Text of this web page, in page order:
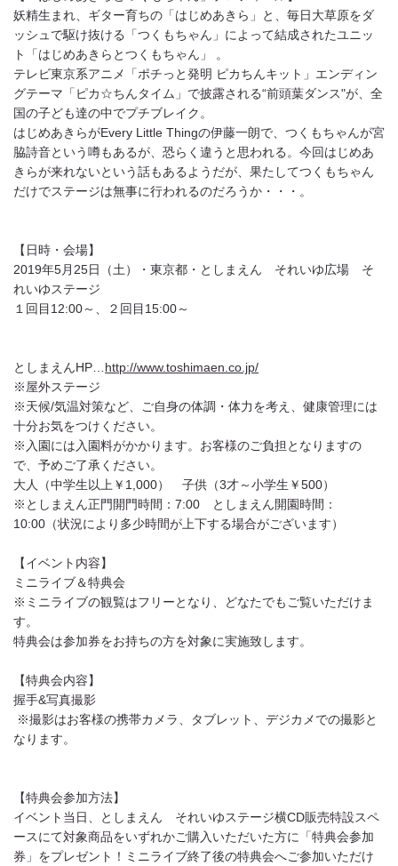
妖精生まれ、ギター育ちの「はじめあきら」と、毎日大草原をダ
ッシュで駆け抜ける「つくもちゃん」によって結成されたユニッ
ト「はじめあきらとつくもちゃん」 。
テレビ東京系アニメ「ポチっと発明 ピカちんキット」エンディン
グテーマ「ピカ☆ちんタイム」で披露される“前頭葉ダンス"が、全
国の子ども達の中でプチブレイク。
はじめあきらがEvery Little Thingの伊藤一朗で、つくもちゃんが宮
脇詩音という噂もあるが、恐らく違うと思われる。今回はじめあ
きらが来れないという話もあるようだが、果たしてつくもちゃん
だけでステージは無事に行われるのだろうか・・・。
【日時・会場】
2019年5月25日（土）・東京都・としまえん それいゆ広場 そ
れいゆステージ
１回目12:00～、２回目15:00～
としまえんHP… http://www.toshimaen.co.jp/
※屋外ステージ
※天候/気温対策など、ご自身の体調・体力を考え、健康管理には
十分お気をつけください。
※入園には入園料がかかります。お客様のご負担となりますの
で、予めご了承ください。
大人（中学生以上￥1,000） 子供（3才～小学生￥500）
※としまえん正門開門時間：7:00 としまえん開園時間：
10:00（状況により多少時間が上下する場合がございます）
【イベント内容】
ミニライブ＆特典会
※ミニライブの観覧はフリーとなり、どなたでもご覧いただけま
す。
特典会は参加券をお持ちの方を対象に実施致します。
【特典会内容】
握手&写真撮影
※撮影はお客様の携帯カメラ、タブレット、デジカメでの撮影と
なります。
【特典会参加方法】
イベント当日、としまえん それいゆステージ横CD販売特設スペ
ースにて対象商品をいずれかご購入いただいた方に「特典会参加
券」をプレゼント！ミニライブ終了後の特典会へご参加いただけ